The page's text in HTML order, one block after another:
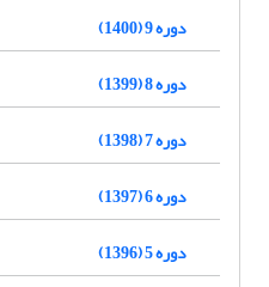
دوره 9 (1400)
دوره 8 (1399)
دوره 7 (1398)
دوره 6 (1397)
دوره 5 (1396)